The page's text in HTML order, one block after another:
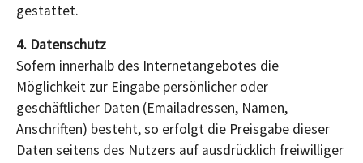
gestattet.
4. Datenschutz
Sofern innerhalb des Internetangebotes die
Möglichkeit zur Eingabe persönlicher oder
geschäftlicher Daten (Emailadressen, Namen,
Anschriften) besteht, so erfolgt die Preisgabe dieser
Daten seitens des Nutzers auf ausdrücklich freiwilliger